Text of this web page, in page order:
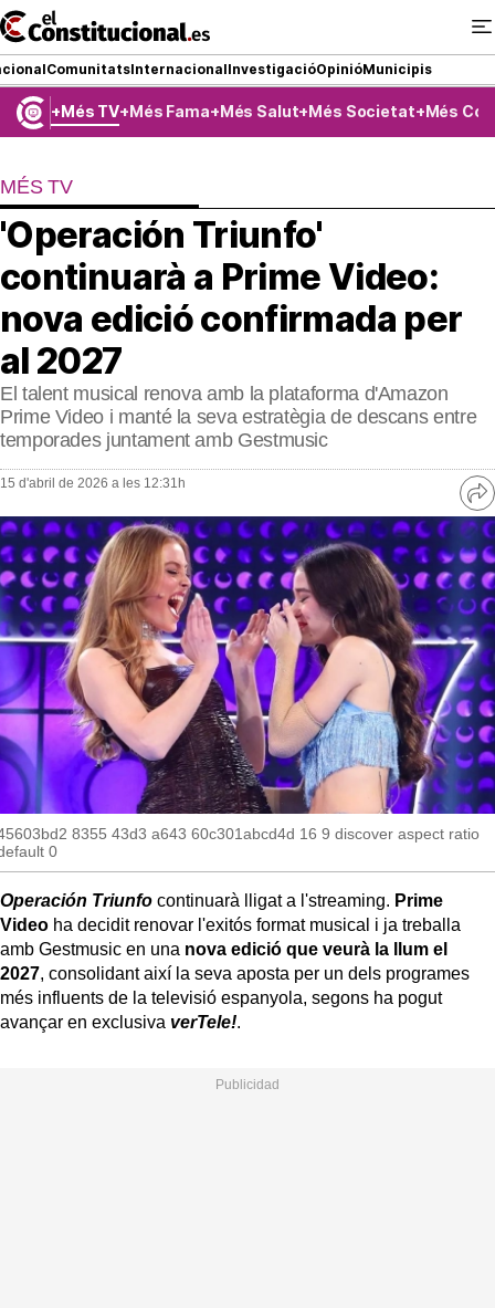
Ir
al
contenido
ComunitatsInternacionalInvestigacióOpinióMunicipis
COMUNITATS
ElConstitucional TV
MésQueTele
ElConstitucional +
MésQueEstil
MésQuePartits
MésQueMercats
JudiciExprés
INVESTIGACIÓ
INTERNACIONAL
OPINIÓ
MUNICIPIS
Més TV Més Fama Més Salut Més Societat Més
MÉS TV
'Operación Triunfo'
continuarà a Prime Video:
nova edició confirmada per
al 2027
El talent musical renova amb la plataforma d'Amazon
Prime Video i manté la seva estratègia de descans entre
temporades juntament amb Gestmusic
15 d'abril de 2026 a les 12:31h
8355 43d3 a643 60c301abcd4d 16 9 discover aspect ratio
0
Operación Triunfo continuarà lligat a l'streaming. Prime
Video ha decidit renovar l'exitós format musical i ja treballa
amb Gestmusic en una nova edició que veurà la llum el
2027, consolidant així la seva aposta per un dels programes
més influents de la televisió espanyola, segons ha pogut
avançar en exclusiva verTele!.